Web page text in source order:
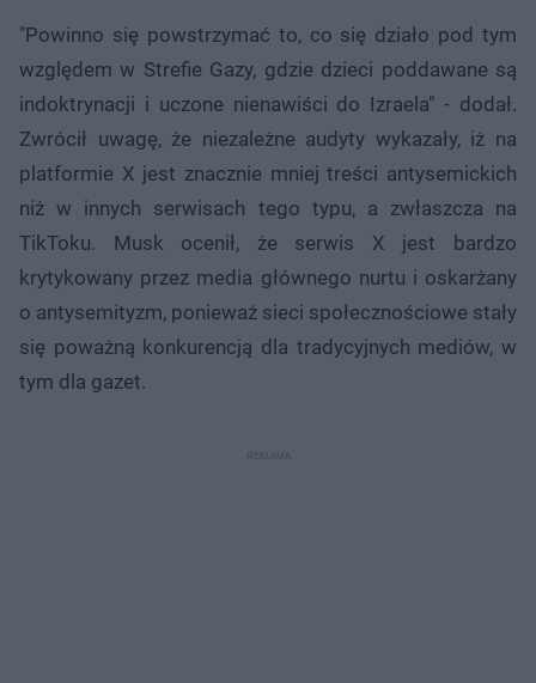
"Powinno się powstrzymać to, co się działo pod tym
względem w Strefie Gazy, gdzie dzieci poddawane są
indoktrynacji i uczone nienawiści do Izraela" - dodał.
Zwrócił uwagę, że niezależne audyty wykazały, iż na
platformie X jest znacznie mniej treści antysemickich
niż w innych serwisach tego typu, a zwłaszcza na
TikToku. Musk ocenił, że serwis X jest bardzo
krytykowany przez media głównego nurtu i oskarżany
o antysemityzm, ponieważ sieci społecznościowe stały
się poważną konkurencją dla tradycyjnych mediów, w
tym dla gazet.